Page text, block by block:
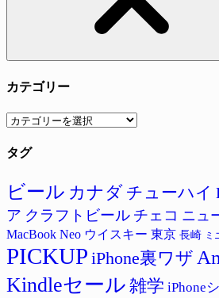
カテゴリー
カ
ゴ
ー
タグ
ビール カナダ チューハイ
ア クラフトビール チェコ ニュ
MacBook Neo ウイスキー 東京 長崎 ミ
PICKUP iPhone裏ワザ
Kindleセール 雑学 iPhone